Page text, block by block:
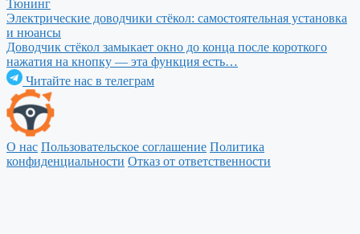
Тюнинг
Электрические доводчики стёкол: самостоятельная установка
и нюансы
Доводчик стёкол замыкает окно до конца после короткого
нажатия на кнопку — эта функция есть…
Читайте нас в телеграм
О нас Пользовательское соглашение Политика
конфиденциальности Отказ от ответственности